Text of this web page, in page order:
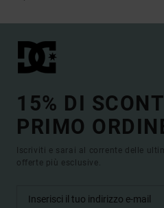
15% DI
PRIMO
Iscriviti e sarai al corrente delle
offerte più esclusive.